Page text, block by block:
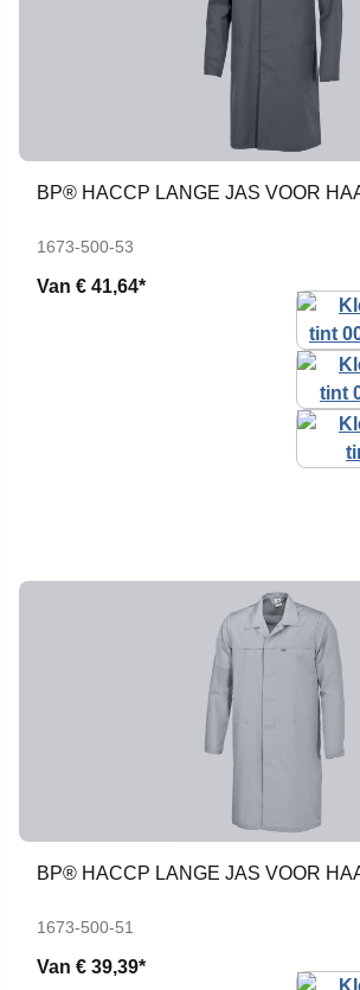
BP® HACCP LANGE JAS VOOR
1673-500-53
Van € 41,64*
BP® HACCP LANGE JAS VOOR
1673-500-51
Van € 39,39*